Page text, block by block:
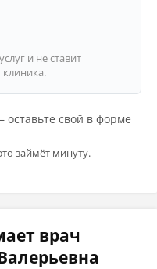
и не ставит
клиника.
оставьте свой в форме
займёт минуту.
врач